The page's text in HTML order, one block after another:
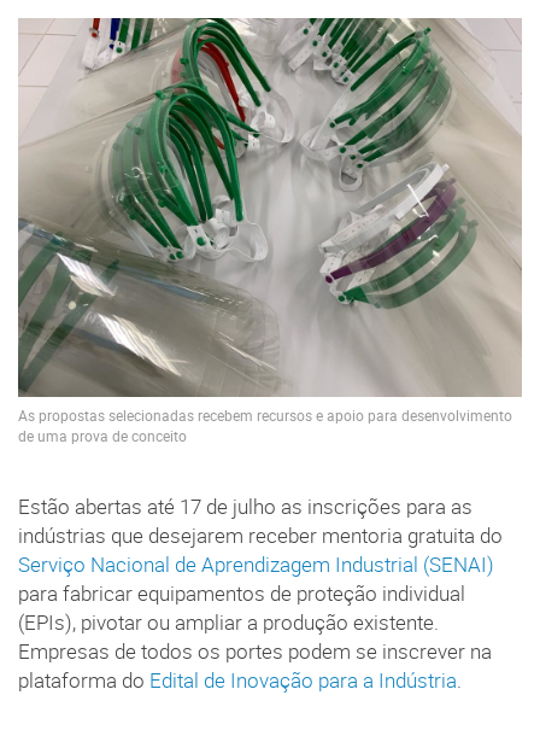
As propostas selecionadas recebem recursos e apoio para desenvolvimento
de uma prova de conceito
Estão abertas até 17 de julho as inscrições para as
indústrias que desejarem receber mentoria gratuita do
Serviço Nacional de Aprendizagem Industrial (SENAI)
para fabricar equipamentos de proteção individual
(EPIs), pivotar ou ampliar a produção existente.
Empresas de todos os portes podem se inscrever na
plataforma do Edital de Inovação para a Indústria.